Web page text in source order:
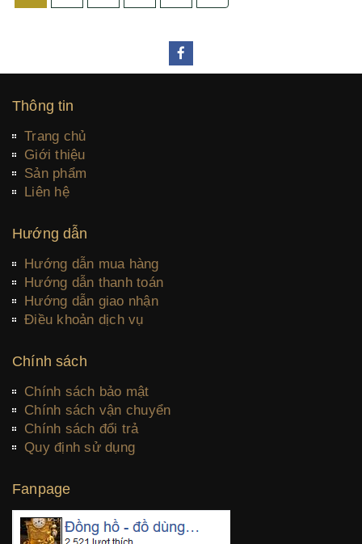
Thông tin
Trang chủ
Giới thiệu
Sản phẩm
Liên hệ
Hướng dẫn
Hướng dẫn mua hàng
Hướng dẫn thanh toán
Hướng dẫn giao nhận
Điều khoản dịch vụ
Chính sách
Chính sách bảo mật
Chính sách vận chuyển
Chính sách đổi trả
Quy định sử dụng
Fanpage